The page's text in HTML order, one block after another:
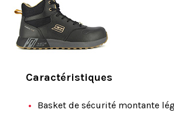
Caractéristiques
Basket de sécurité montante